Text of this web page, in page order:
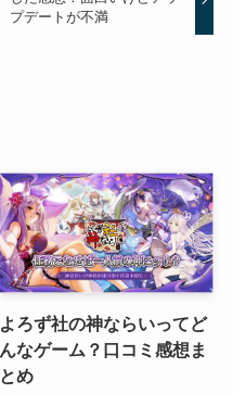
プデートが不満
よろず社の神ならいってど
んなゲーム？口コミ感想ま
とめ